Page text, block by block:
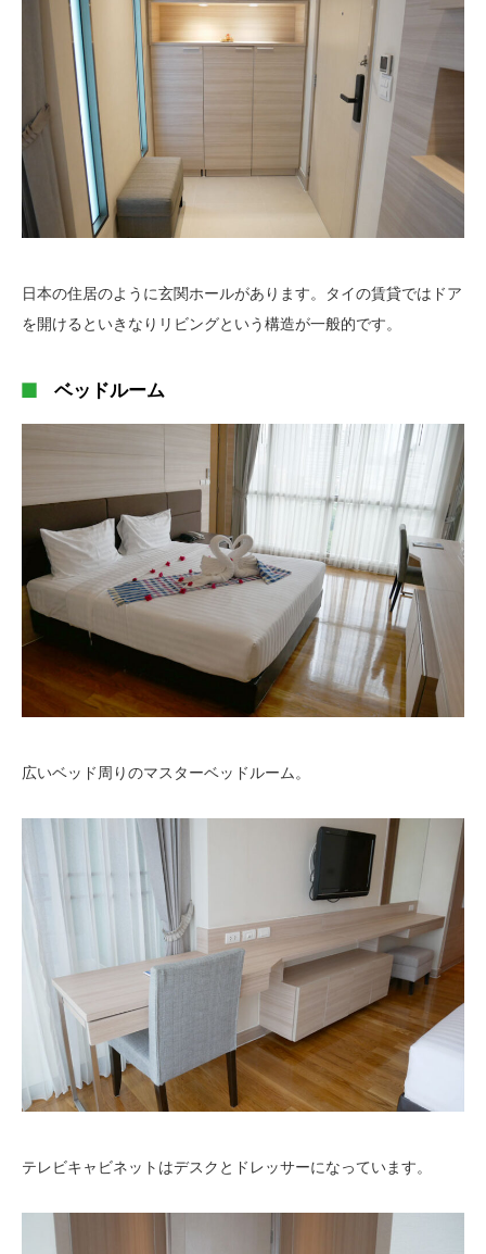
日本の住居のように玄関ホールがあります。タイの賃貸ではドア
を開けるといきなりリビングという構造が一般的です。
ベッドルーム
広いベッド周りのマスターベッドルーム。
テレビキャビネットはデスクとドレッサーになっています。